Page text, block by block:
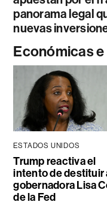
panorama legal
nuevas
Económicas
ESTADOS UNIDOS
Trump reactiva el
intento de destituir
gobernadora Lisa
de la Fed